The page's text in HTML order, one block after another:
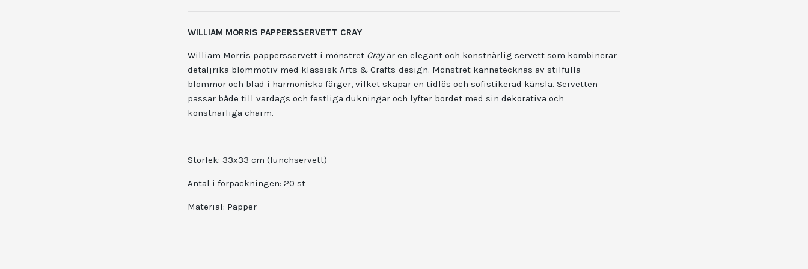
WILLIAM MORRIS PAPPERSSERVETT CRAY
William Morris pappersservett i mönstret Crayär en elegant och konstnärlig servett som kombinerar
detaljrika blommotiv med klassisk Arts & Crafts-design. Mönstret kännetecknas av stilfulla
blommor och blad i harmoniska färger, vilket skapar en tidlös och sofistikerad känsla. Servetten
passar både till vardags och festliga dukningar och lyfter bordet med sin dekorativa och
konstnärliga charm.
Storlek: 33x33 cm (lunchservett)
Antal i förpackningen: 20 st
Material: Papper